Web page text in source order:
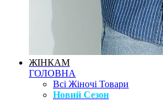
ЖІНКАМ
ГОЛОВНА
Всі Жіночі Товари
Новий Сезон